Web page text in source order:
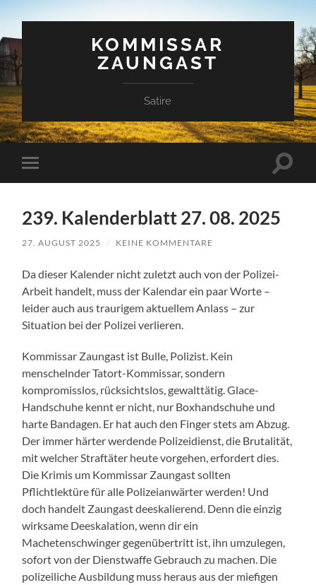
KOMMISSAR
ZAUNGAST
Satire
Mobile-
Menü
239. Kalenderblatt 27. 08. 2025
27. AUGUST 2025 / KEINE KOMMENTARE
Da dieser Kalender nicht zuletzt auch von der Polizei-
Arbeit handelt, muss der Kalendar ein paar Worte –
leider auch aus traurigem aktuellem Anlass – zur
Situation bei der Polizei verlieren.
Kommissar Zaungast ist Bulle, Polizist. Kein
menschelnder Tatort-Kommissar, sondern
kompromisslos, rücksichtslos, gewalttätig. Glace-
Handschuhe kennt er nicht, nur Boxhandschuhe und
harte Bandagen. Er hat auch den Finger stets am Abzug.
Der immer härter werdende Polizeidienst, die Brutalität,
mit welcher Straftäter heute vorgehen, erfordert dies.
Die Krimis um Kommissar Zaungast sollten
Pflichtlektüre für alle Polizeianwärter werden! Und
doch handelt Zaungast deeskalierend. Denn die einzig
wirksame Deeskalation, wenn dir ein
Machetenschwinger gegenübertritt ist, ihn umzulegen,
sofort von der Dienstwaffe Gebrauch zu machen. Die
polizeiliche Ausbildung muss heraus aus der miefigen